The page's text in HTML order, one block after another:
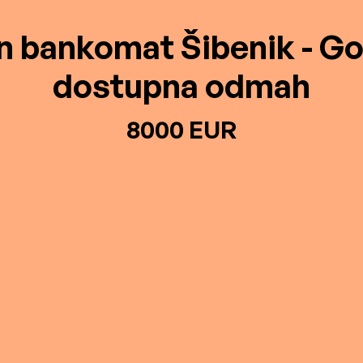
bankomat Šibenik -
dostupna odmah
8000 EUR